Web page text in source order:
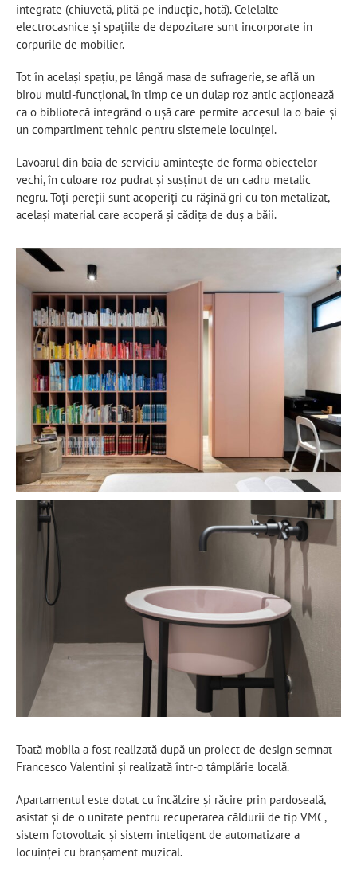
integrate (chiuvetă, plită pe inducție, hotă). Celelalte
electrocasnice și spațiile de depozitare sunt incorporate in
corpurile de mobilier.
Tot în același spațiu, pe lângă masa de sufragerie, se află un
birou multi-funcțional, în timp ce un dulap roz antic acționează
ca o bibliotecă integrând o ușă care permite accesul la o baie și
un compartiment tehnic pentru sistemele locuinței.
Lavoarul din baia de serviciu amintește de forma obiectelor
vechi, în culoare roz pudrat și susținut de un cadru metalic
negru. Toți pereții sunt acoperiți cu rășină gri cu ton metalizat,
același material care acoperă și cădița de duș a băii.
Toată mobila a fost realizată după un proiect de design semnat
Francesco Valentini și realizată într-o tâmplărie locală.
Apartamentul este dotat cu încălzire și răcire prin pardoseală,
asistat și de o unitate pentru recuperarea căldurii de tip VMC,
sistem fotovoltaic și sistem inteligent de automatizare a
locuinței cu branșament muzical.